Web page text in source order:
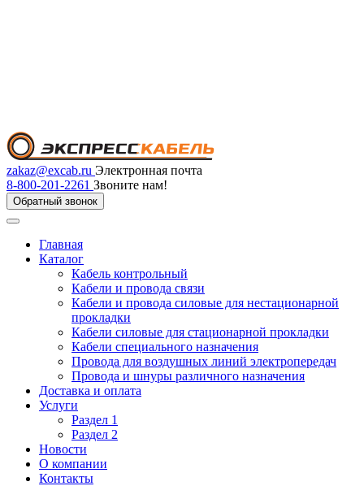
zakaz@excab.ru Электронная почта
8-800-201-2261 Звоните нам!
Обратный звонок
Главная
Каталог
Кабель контрольный
Кабели и провода связи
Кабели и провода силовые для нестационарной
прокладки
Кабели силовые для стационарной прокладки
Кабели специального назначения
Провода для воздушных линий электропередач
Провода и шнуры различного назначения
Доставка и оплата
Услуги
Раздел 1
Раздел 2
Новости
О компании
Контакты